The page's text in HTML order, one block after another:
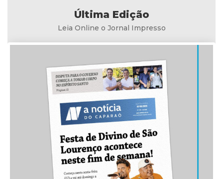
Última Edição
Leia Online o Jornal Impresso